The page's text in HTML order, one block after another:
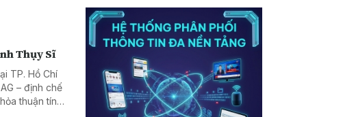
Thụy Sĩ
TP. Hồ Chí
– định chế
thuận tín